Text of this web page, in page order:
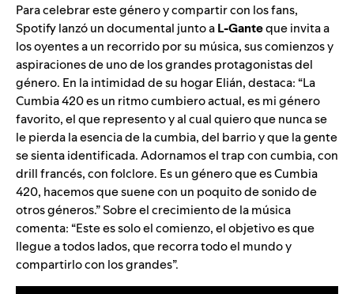
Para celebrar este género y compartir con los fans,
Spotify lanzó un documental junto aL-Ganteque invita a
los oyentes a un recorrido por su música, sus comienzos y
aspiraciones de uno de los grandes protagonistas del
género. En la intimidad de su hogar Elián, destaca: “La
Cumbia 420 es un ritmo cumbiero actual, es mi género
favorito, el que represento y al cual quiero que nunca se
le pierda la esencia de la cumbia, del barrio y que la gente
se sienta identificada.Adornamos el trap con cumbia, con
drill francés, con folclore. Es un género que es Cumbia
420, hacemos que suene con un poquito de sonido de
otros géneros.”Sobre el crecimiento de la música
comenta: “Este es solo el comienzo, el objetivo es que
llegue a todos lados, que recorra todo el mundo y
compartirlo con los grandes”.